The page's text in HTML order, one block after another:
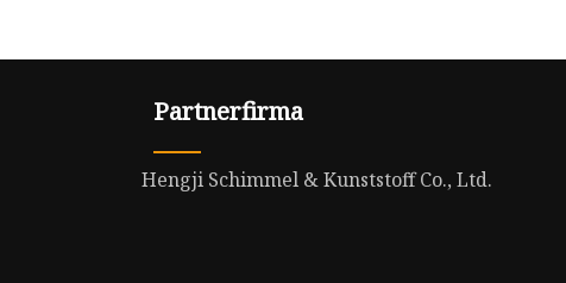
Partnerfirma
Hengji Schimmel & Kunststoff Co., Ltd.